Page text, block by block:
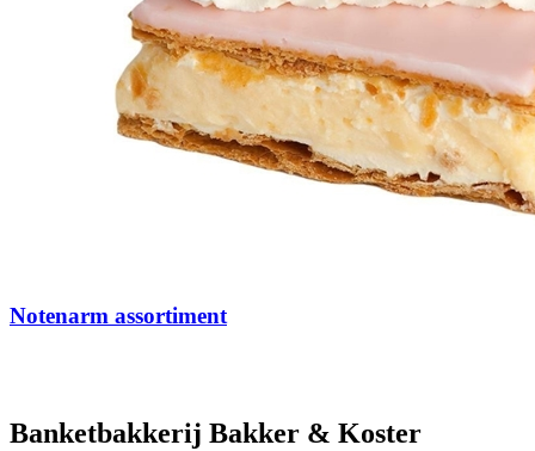
Notenarm assortiment
Banketbakkerij Bakker & Koster